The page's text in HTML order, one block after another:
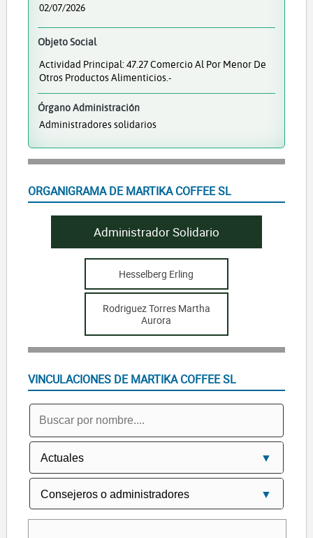
02/07/2026
Objeto Social
Actividad Principal: 47.27 Comercio Al Por Menor De
Otros Productos Alimenticios.-
Órgano Administración
Administradores solidarios
ORGANIGRAMA DE MARTIKA COFFEE SL
Administrador Solidario
Hesselberg Erling
Rodriguez Torres Martha
Aurora
VINCULACIONES DE MARTIKA COFFEE SL